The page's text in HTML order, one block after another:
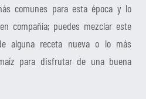
comunes para esta época y lo
compañía; puedes mezclar este
alguna receta nueva o lo más
para disfrutar de una buena